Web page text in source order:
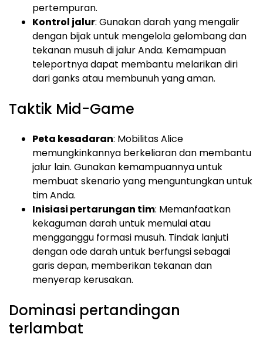
pertempuran.
Kontrol jalur: Gunakan darah yang mengalir
dengan bijak untuk mengelola gelombang dan
tekanan musuh di jalur Anda. Kemampuan
teleportnya dapat membantu melarikan diri
dari ganks atau membunuh yang aman.
Taktik Mid-Game
Peta kesadaran: Mobilitas Alice
memungkinkannya berkeliaran dan membantu
jalur lain. Gunakan kemampuannya untuk
membuat skenario yang menguntungkan untuk
tim Anda.
Inisiasi pertarungan tim: Memanfaatkan
kekaguman darah untuk memulai atau
mengganggu formasi musuh. Tindak lanjuti
dengan ode darah untuk berfungsi sebagai
garis depan, memberikan tekanan dan
menyerap kerusakan.
Dominasi pertandingan
terlambat